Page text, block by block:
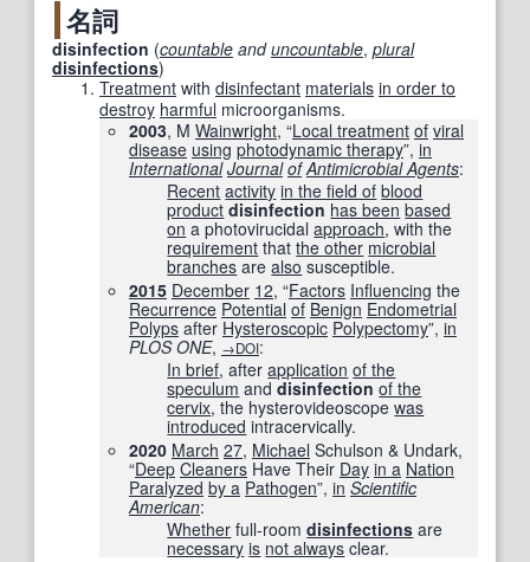
名詞
disinfection (countable anduncountable, plural
disinfections)
Treatment with disinfectant materials in order to
destroy harmful microorganisms.
2003, M Wainwright, “Local treatment of viral
disease using photodynamic therapy”, in
International Journal of Antimicrobial Agents:
Recent activity in the field of blood
product disinfection has been based
on a photovirucidalapproach, with the
requirement thatthe other microbial
branches arealso susceptible.
2015 December 12, “Factors Influencing the
Recurrence Potential of Benign Endometrial
Polyps after Hysteroscopic Polypectomy”, in
PLOS ONE‎, →DOI:
In brief, afterapplication of the
speculum anddisinfection of the
cervix, the hysterovideoscopewas
introduced intracervically.
2020 March 27, Michael Schulson & Undark,
“Deep Cleaners Have Their Day in a Nation
Paralyzed by a Pathogen”, in Scientific
American‎:
Whether full-roomdisinfections are
necessary is not always clear.